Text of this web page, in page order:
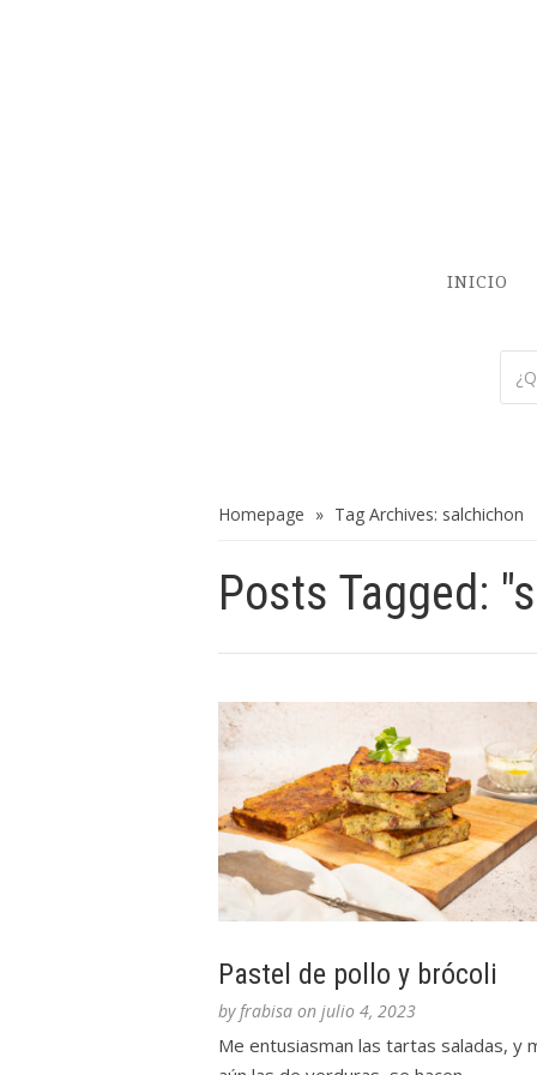
INICIO
Homepage » Tag Archives: salchichon
Posts Tagged:
Pastel de pollo y brócoli
byfrabisa on julio 4, 2023
Me entusiasman las tartas saladas, y